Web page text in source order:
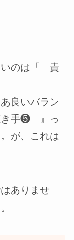
いのは「 責
良いバラン
き手❺ 』っ
が、これは
ありませ